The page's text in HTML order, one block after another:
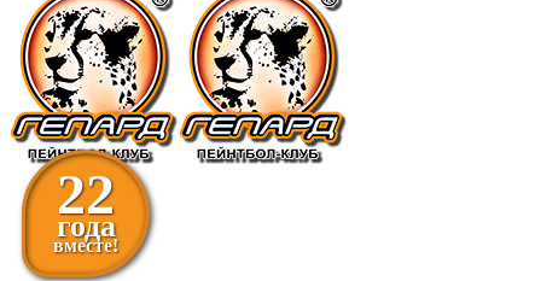
22
года
вместе!